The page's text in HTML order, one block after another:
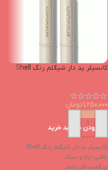
کانسیلر پد دار شیگلم رنگ Shell
1,250,000تومان
افزودن به سبد خرید
کانسیلر پد دار شیگلم رنگ Shell
بافتی نرم و سبک
پیگمنت قدرتمند